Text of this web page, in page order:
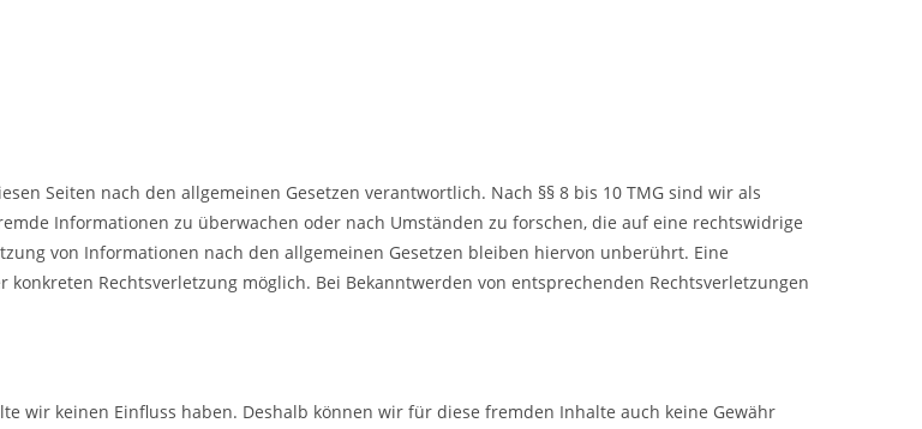
Seiten nach den allgemeinen Gesetzen verantwortlich. Nach §§ 8 bis 10 TMG sind wir als
Informationen zu überwachen oder nach Umständen zu forschen, die auf eine rechtswidrige
von Informationen nach den allgemeinen Gesetzen bleiben hiervon unberührt. Eine
Rechtsverletzung möglich. Bei Bekanntwerden von entsprechenden Rechtsverletzungen
wir keinen Einfluss haben. Deshalb können wir für diese fremden Inhalte auch keine Gewähr